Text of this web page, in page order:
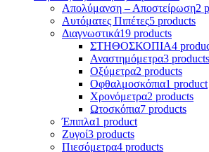
Απολύμανση – Αποστείρωση2
Αυτόματες Πιπέτες5 products
Διαγνωστικά19 products
ΣΤΗΘΟΣΚΟΠΙΑ4
Αναστημόμετρα3 products
Οξύμετρα2 products
Οφθαλμοσκόπια1 product
Χρονόμετρα2 products
Ωτοσκόπια7 products
Έπιπλα1 product
Ζυγοί3 products
Πιεσόμετρα4 products